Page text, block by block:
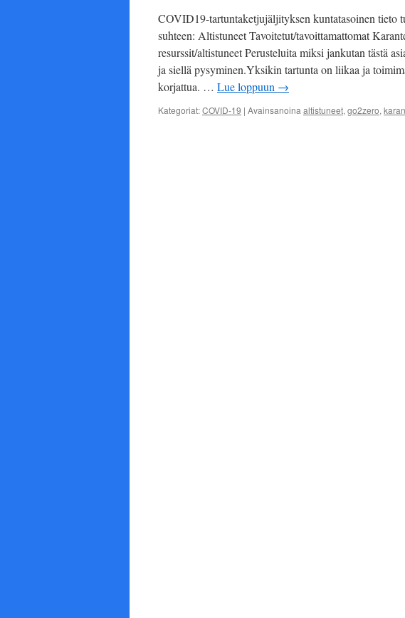
COVID19-tartuntaketjujäljityksen kuntatasoinen tieto
suhteen: Altistuneet Tavoitetut/tavoittamattomat
resurssit/altistuneet Perusteluita miksi jankutan tästä
ja siellä pysyminen.Yksikin tartunta on liikaa ja
korjattua. … Lue loppuun →
Kategoriat:COVID-19 | Avainsanoina altistuneet, go2zero,